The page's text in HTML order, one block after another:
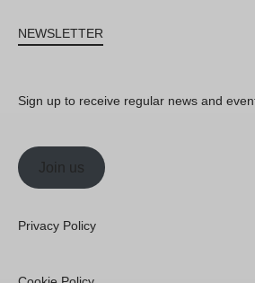
NEWSLETTER
Sign up to receive regular news and
Join us
Privacy Policy